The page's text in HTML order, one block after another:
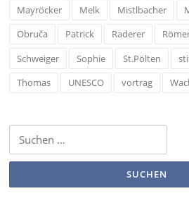
Mayröcker
Melk Mistlbacher
Obruča
Patrick Raderer
Schweiger
Sophie St.Pölten
Thomas
UNESCO vortrag
nach: